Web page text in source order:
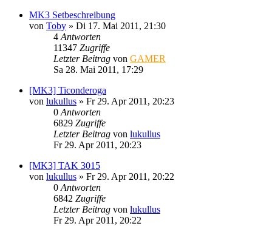
MK3 Setbeschreibung
von Toby » Di 17. Mai 2011, 21:30
4 Antworten
11347 Zugriffe
Letzter Beitrag von GAMER
Sa 28. Mai 2011, 17:29
[MK3] Ticonderoga
von lukullus » Fr 29. Apr 2011, 20:23
0 Antworten
6829 Zugriffe
Letzter Beitrag von lukullus
Fr 29. Apr 2011, 20:23
[MK3] TAK 3015
von lukullus » Fr 29. Apr 2011, 20:22
0 Antworten
6842 Zugriffe
Letzter Beitrag von lukullus
Fr 29. Apr 2011, 20:22